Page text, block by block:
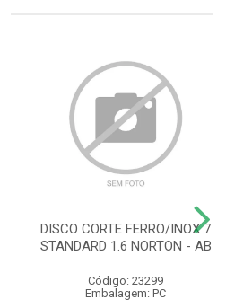
DISCO CORTE FERRO/INOX 7
STANDARD 1.6 NORTON - AB
Código: 23299
Embalagem: PC